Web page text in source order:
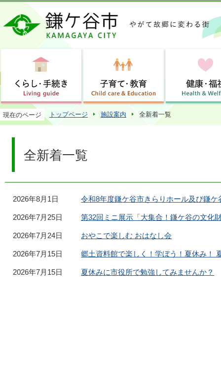
この
現在のページ トップページ 施設案内 全新着一覧
全新着一覧
2026年8月1日 令和8年度鎌ケ谷市きらりホール及び鎌
2026年7月25日 第32回ミニ展示「大集合！鎌ケ谷の文化
2026年7月24日 おやこで楽しむ おはなし会
2026年7月15日 郷土資料館で楽しく！学ぼう！夏休み！
2026年7月15日 夏休みに市役所で勉強してみませんか？